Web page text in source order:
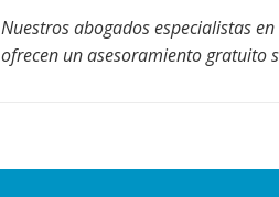
Nuestros abogados especialistas
ofrecen un asesoramiento gratuito